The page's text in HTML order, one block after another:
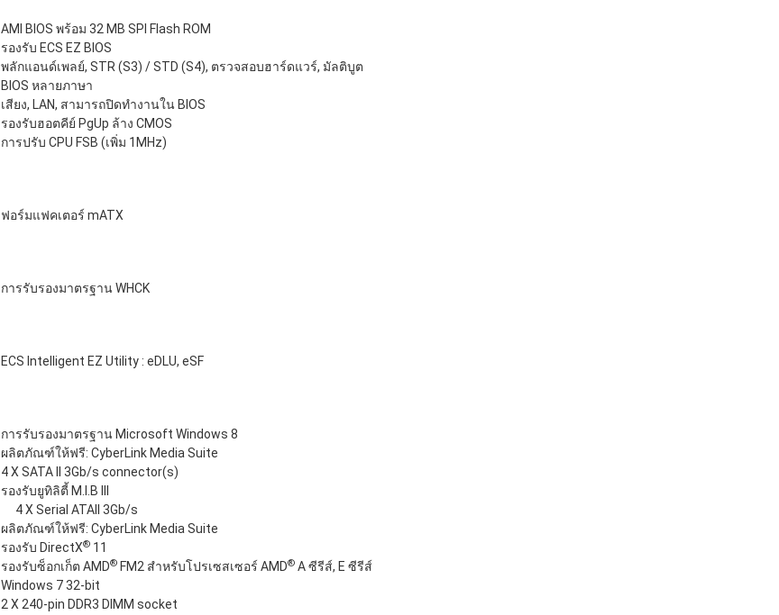
AMI BIOS พร้อม 32 MB SPI Flash ROM
รองรับ ECS EZ BIOS
พลักแอนด์เพลย์, STR (S3) / STD (S4), ตรวจสอบฮาร์ดแวร์, มัลติบูต
BIOS หลายภาษา
เสียง, LAN, สามารถปิดทำงานใน BIOS
รองรับฮอตคีย์ PgUp ล้าง CMOS
การปรับ CPU FSB (เพิ่ม 1MHz)
ฟอร์มแฟคเตอร์ mATX
การรับรองมาตรฐาน WHCK
ECS Intelligent EZ Utility : eDLU, eSF
การรับรองมาตรฐาน Microsoft Windows 8
ผลิตภัณฑ์ให้ฟรี: CyberLink Media Suite
4 X SATA II 3Gb/s connector(s)
รองรับยูทิลิตี้ M.I.B III
4 X Serial ATAII 3Gb/s
ผลิตภัณฑ์ให้ฟรี: CyberLink Media Suite
รองรับ DirectX® 11
รองรับซ็อกเก็ต AMD® FM2 สำหรับโปรเซสเซอร์ AMD® A ซีรีส์, E ซีรีส์
Windows 7 32-bit
2 X 240-pin DDR3 DIMM socket